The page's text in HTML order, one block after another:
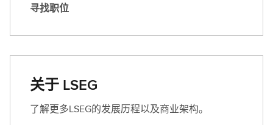
寻
位
寻找职位
关于 LSEG
了解更多LSEG的发展历程以及商业架构。